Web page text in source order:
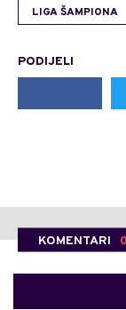
LIGA ŠAMPIONA
PODIJELI
KOMENTARI 0